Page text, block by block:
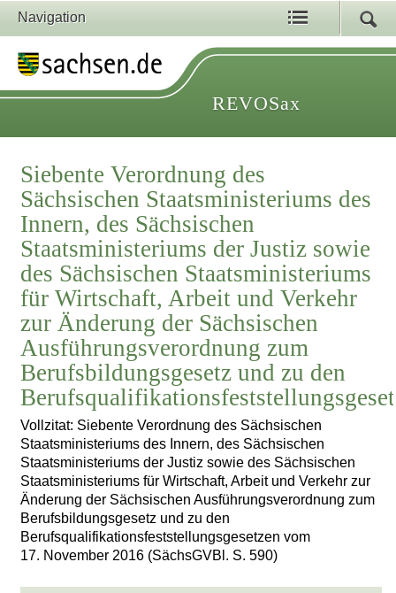
Navigation
REVOSax
Siebente Verordnung des
Sächsischen Staatsministeriums des
Innern, des Sächsischen
Staatsministeriums der Justiz sowie
des Sächsischen Staatsministeriums
für Wirtschaft, Arbeit und Verkehr
zur Änderung der Sächsischen
Ausführungsverordnung zum
Berufsbildungsgesetz und zu den
Vollzitat: Siebente Verordnung des Sächsischen
Staatsministeriums des Innern, des Sächsischen
Staatsministeriums der Justiz sowie des Sächsischen
Staatsministeriums für Wirtschaft, Arbeit und Verkehr zur
Änderung der Sächsischen Ausführungsverordnung zum
Berufsbildungsgesetz und zu den
Berufsqualifikationsfeststellungsgesetzen vom
17. November 2016 (SächsGVBl. S. 590)